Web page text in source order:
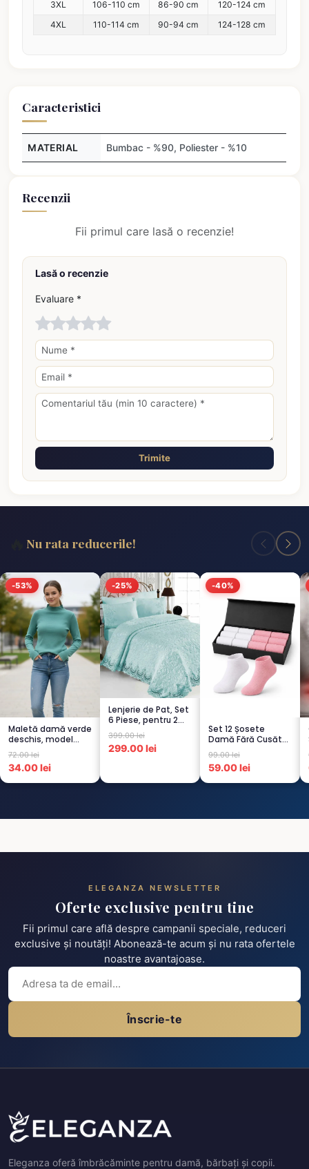
3XL 106-110 cm 86-90 cm
120-124 cm
4XL
110-114 cm 90-94 cm 124-128 cm
Caracteristici
MATERIAL Bumbac - %90, Poliester - %10
Recenzii
Fii primul care lasă o recenzie!
Lasă o recenzie
Evaluare *
Trimite
Nu rata reducerile!
-53%
Maletă damă verde
deschis, model
raiat
72.00 lei
34.00 lei
-25%
Lenjerie de Pat, Set
6 Piese, pentru 2
persoana,
TURCOA...
399.00 lei
299.00 lei
-40%
Set 12 Șosete
Damă Fără Cusături
– 6 Albe + 6 Roz –
Scu...
99.00 lei
59.00 lei
ELEGANZA NEWSLETTER
Oferte exclusive pentru tine
Fii primul care află despre campanii speciale, reduceri
exclusive și noutăți! Abonează-te acum și nu rata ofertele
noastre avantajoase.
Înscrie-te
Eleganza oferă îmbrăcăminte pentru damă, bărbați și copii.